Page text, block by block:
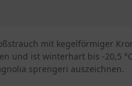
mit kegelförmiger
und ist winterhart bis -20,5
sprengeri auszeichnen.